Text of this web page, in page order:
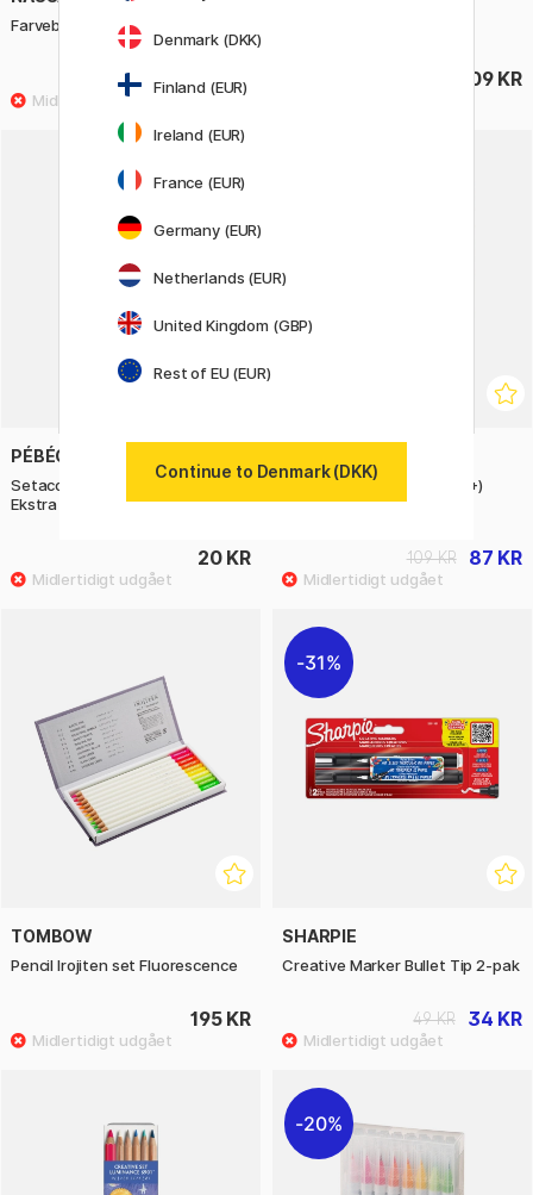
Farveblyanter Artist 72-sæt
335 KR 209 KR
PÉBÉO
Setacolor Cuir Leather Marker
Ekstra spidser i 3-pak
20 KR
Tekstilpenne 12-pak (3 år+)
87 KR
109 KR
TOMBOW
Pencil Irojiten set Fluorescence
195 KR
31%
SHARPIE
Creative Marker Bullet Tip 2-pak
34 KR
49 KR
20%
Denmark (DKK)
Finland (EUR)
Ireland (EUR)
France (EUR)
Germany (EUR)
Netherlands (EUR)
United Kingdom (GBP)
Rest of EU (EUR)
Continue to Denmark (DKK)